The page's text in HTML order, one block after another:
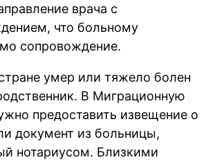
врача с
что больному
сопровождение.
умер или тяжело болен
В Миграционную
предоставить извещение о
документ из больницы,
нотариусом. Близкими